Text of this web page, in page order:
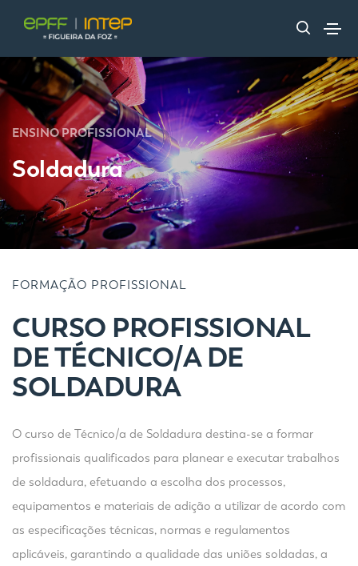
ENSINO PROFISSIONAL
Soldadura
FORMAÇÃO PROFISSIONAL
CURSO PROFISSIONAL
DE TÉCNICO/A DE
SOLDADURA
O curso de Técnico/a de Soldadura destina-se a formar
profissionais qualificados para planear e executar trabalhos
de soldadura, efetuando a escolha dos processos,
equipamentos e materiais de adição a utilizar de acordo com
as especificações técnicas, normas e regulamentos
aplicáveis, garantindo a qualidade das uniões soldadas, a